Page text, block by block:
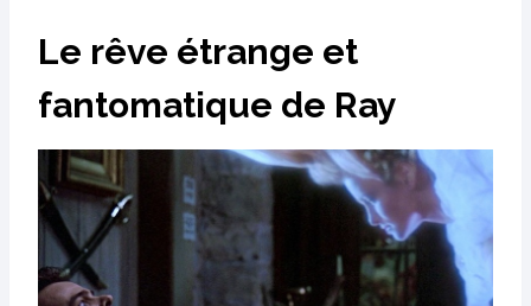
Le rêve étrange et
fantomatique de Ray